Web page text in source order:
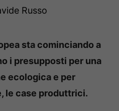
Russo
sta cominciando a
i presupposti per una
ecologica e per
le case produttrici.